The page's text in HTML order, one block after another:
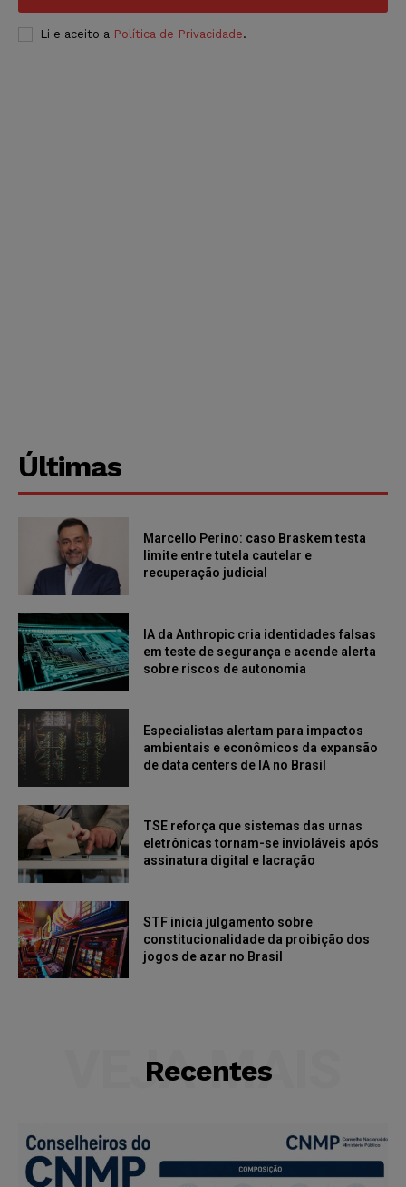
Li e aceito a Política de Privacidade.
Últimas
Marcello Perino: caso Braskem testa
limite entre tutela cautelar e
recuperação judicial
IA da Anthropic cria identidades falsas
em teste de segurança e acende alerta
sobre riscos de autonomia
Especialistas alertam para impactos
ambientais e econômicos da expansão
de data centers de IA no Brasil
TSE reforça que sistemas das urnas
eletrônicas tornam-se invioláveis após
assinatura digital e lacração
STF inicia julgamento sobre
constitucionalidade da proibição dos
jogos de azar no Brasil
Recentes
VEJA MAIS